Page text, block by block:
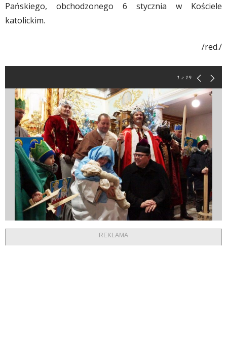
Pańskiego, obchodzonego 6 stycznia w Kościele
katolickim.
/red./
1 z 19
REKLAMA